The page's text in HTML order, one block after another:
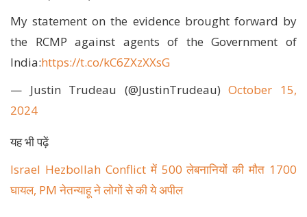
My statement on the evidence brought forward by
the RCMP against agents of the Government of
India:https://t.co/kC6ZXzXXsG
— Justin Trudeau (@JustinTrudeau)October 15,
2024
यह भी पढ़ें
Israel Hezbollah Conflict में 500 लेबनानियों की मौत 1700
घायल, PM नेतन्याहू ने लोगों से की ये अपील